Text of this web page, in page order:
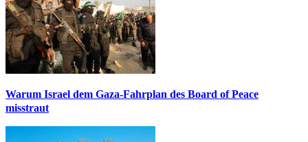
Warum Israel dem Gaza-Fahrplan des Board of Peace
misstraut